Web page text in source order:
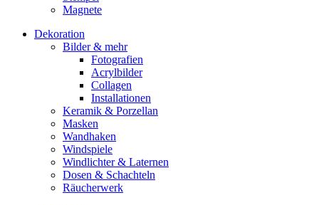
Magnete
Dekoration
Bilder & mehr
Fotografien
Acrylbilder
Collagen
Installationen
Keramik & Porzellan
Masken
Wandhaken
Windspiele
Windlichter & Laternen
Dosen & Schachteln
Räucherwerk